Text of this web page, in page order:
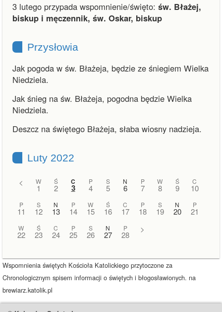
3 lutego przypada wspomnienie/święto: św. Błażej,
biskup i męczennik, św. Oskar, biskup
Przysłowia
Jak pogoda w św. Błażeja, będzie ze śniegiem Wielka
Niedziela.
Jak śnieg na św. Błażeja, pogodna będzie Wielka
Niedziela.
Deszcz na świętego Błażeja, słaba wiosny nadzieja.
Luty 2022
< W
1
Ś
2
C
3
P
4
S
5
N
6
P
7
W
8
Ś
9
C
10
P
11
S
12
N
13
P
14
W
15
Ś
16
C
17
P
18
S
19
N
20
P
21
W
22
Ś
23
C
24
P
25
S
26
N
27
P
28
>
Wspomnienia świętych Kościoła Katolickiego przytoczone za
Chronologicznym spisem informacji o świętych i błogosławionych. na
brewiarz.katolik.pl